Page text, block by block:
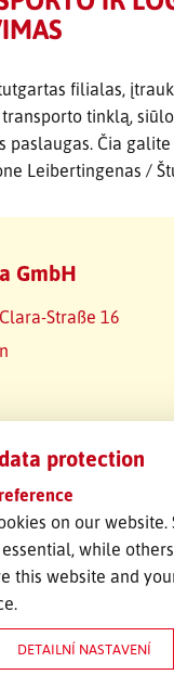
filialas,
transporto tinklą,
paslaugas. Čia
Leibertingenas /
GmbH
Straße 16
10
129
protection
on our website.
while
this website and
DETAILNÍ NASTAVENÍ